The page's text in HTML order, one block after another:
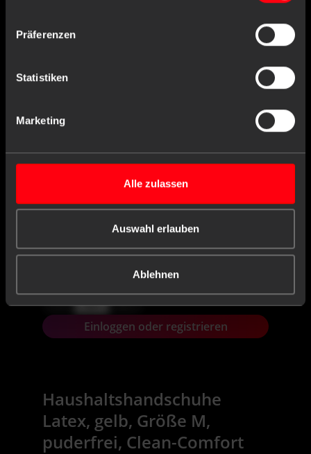
Präferenzen
Statistiken
Marketing
Alle zulassen
Auswahl erlauben
Ablehnen
milchig
VE
25 Stück
X,XX€
-
+
Einloggen oder registrieren
Haushaltshandschuhe
Latex, gelb, Größe M,
puderfrei, Clean-Comfort